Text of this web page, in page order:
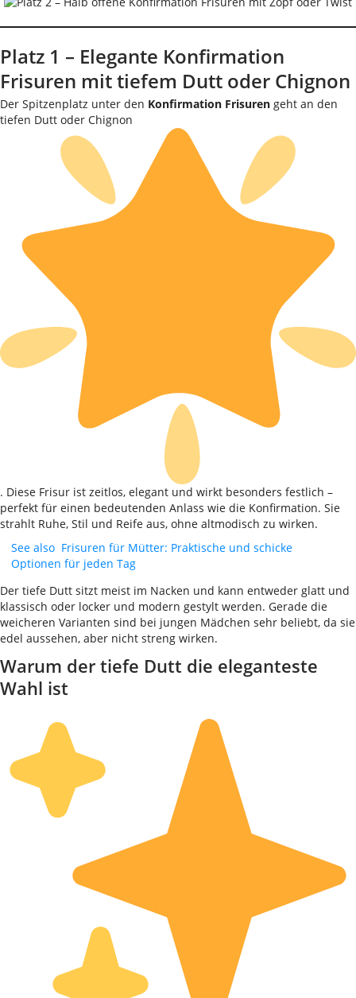
Platz 1 – Elegante Konfirmation
Frisuren mit tiefem Dutt oder Chignon
Der Spitzenplatz unter den Konfirmation Frisuren geht an den
tiefen Dutt oder Chignon
. Diese Frisur ist zeitlos, elegant und wirkt besonders festlich –
perfekt für einen bedeutenden Anlass wie die Konfirmation. Sie
strahlt Ruhe, Stil und Reife aus, ohne altmodisch zu wirken.
See also Frisuren für Mütter: Praktische und schicke
Optionen für jeden Tag
Der tiefe Dutt sitzt meist im Nacken und kann entweder glatt und
klassisch oder locker und modern gestylt werden. Gerade die
weicheren Varianten sind bei jungen Mädchen sehr beliebt, da sie
edel aussehen, aber nicht streng wirken.
Warum der tiefe Dutt die eleganteste
Wahl ist